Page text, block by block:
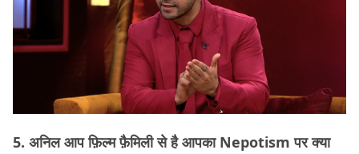
5. अनिल आप फ़िल्म फ़ैमिली से है आपका Nepotism पर क्या